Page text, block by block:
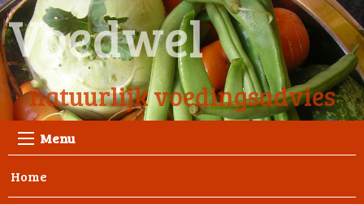
Voedwel
natuurlijk voedingsadvies
Menu
Home